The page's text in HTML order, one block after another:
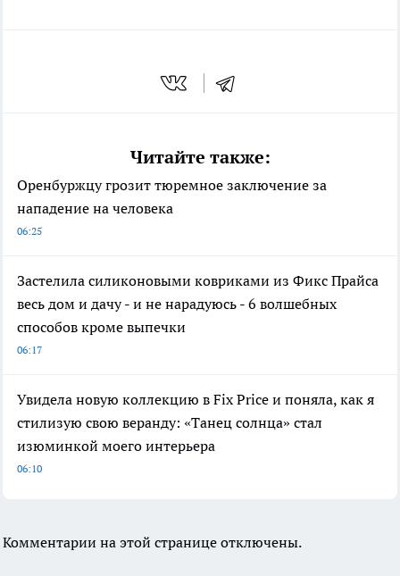
Читайте также:
Оренбуржцу грозит тюремное заключение за
нападение на человека
06:25
Застелила силиконовыми ковриками из Фикс Прайса
весь дом и дачу - и не нарадуюсь - 6 волшебных
способов кроме выпечки
06:17
Увидела новую коллекцию в Fix Price и поняла, как я
стилизую свою веранду: «Танец солнца» стал
изюминкой моего интерьера
06:10
Комментарии на этой странице отключены.